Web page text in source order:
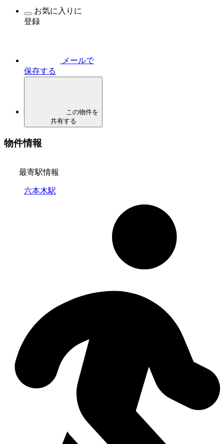
お気に入りに
登録
メールで
保存する
この物件を
共有する
物件情報
最寄駅情報
六本木駅